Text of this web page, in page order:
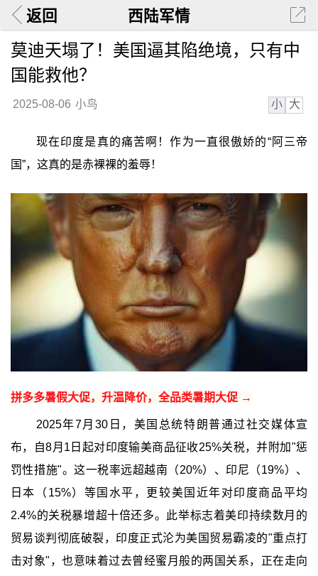
返回 西陆军情
莫迪天塌了！美国逼其陷绝境，只有中
国能救他？
2025-08-06 小鸟 小 大
现在印度是真的痛苦啊！作为一直很傲娇的“阿三帝
国”，这真的是赤裸裸的羞辱！
拼多多暑假大促，升温降价，全品类暑期大促 →
2025年7月30日，美国总统特朗普通过社交媒体宣
布，自8月1日起对印度输美商品征收25%关税，并附加"惩
罚性措施"。这一税率远超越南（20%）、印尼（19%）、
日本（15%）等国水平，更较美国近年对印度商品平均
2.4%的关税暴增超十倍还多。此举标志着美印持续数月的
贸易谈判彻底破裂，印度正式沦为美国贸易霸凌的"重点打
击对象"，也意味着过去曾经蜜月般的两国关系，正在走向